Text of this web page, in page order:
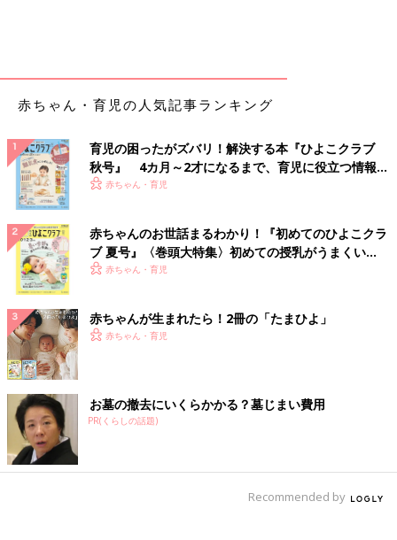
（1）豚もも薄切り肉は1cm長さの細切りにする。チンゲンサイ
は5～6mmサイズに、もやしは粗みじん切りにする。
（2）フライパンにごま油を熱し、（1）を炒める。油がまわった
軟飯を加えてさらに炒める。
（3）（2）に、削り節、しょうゆを加えてさっと炒め合わせる。
きゅうりチーズにぎり （離乳完了期 1才
～1才6カ月ごろ）
【離乳完了期 1才～1才6カ月ごろ】 王道コンビ
●監修／太田百合子先生（管理栄養士）
●参照／初めてママ＆パパのための365日の離乳食カレンダー
初めてママ＆パパのための365日の離乳食カレンダ
ー
赤ちゃん・育児の人気記事ランキング
育児の困ったがズバリ！解決する本『ひよこクラブ
秋号』 4カ月～2才になるまで、育児に役立つ情報が
いっぱい！
赤ちゃん・育児
赤ちゃんのお世話まるわかり！『初めてのひよこクラ
ブ 夏号』〈巻頭大特集〉初めての授乳がうまくい
く！ おっぱい・ミルクの基本と夏のトラブル 解決テ
赤ちゃん・育児
赤ちゃんが生まれたら！2冊の「たまひよ」
赤ちゃん・育児
お墓の撤去にいくらかかる？墓じまい費用
PR(くらしの話題)
Recommended by